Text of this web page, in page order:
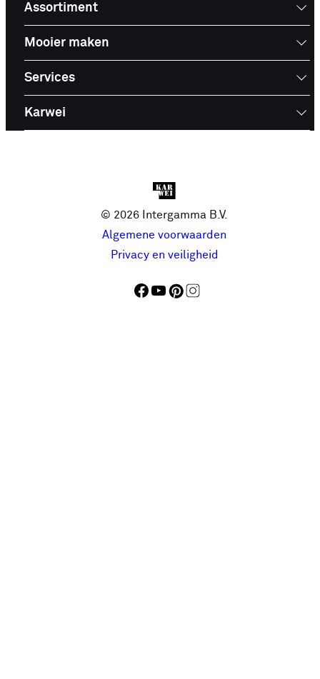
Assortiment
Mooier maken
Services
Karwei
© 2026 Intergamma B.V.
Algemene voorwaarden
Privacy en veiligheid